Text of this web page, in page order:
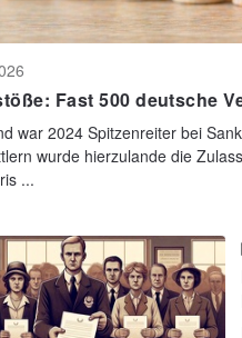
Fast 500 deutsche
war 2024 Spitzenreiter bei
wurde hierzulande die
...